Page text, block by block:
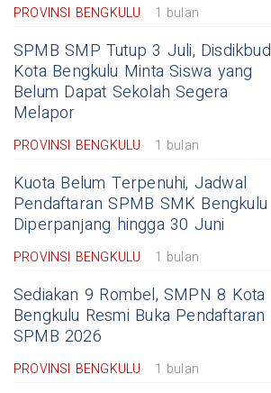
PROVINSI BENGKULU 1 bulan
SPMB SMP Tutup 3 Juli, Disdikbud
Kota Bengkulu Minta Siswa yang
Belum Dapat Sekolah Segera
Melapor
PROVINSI BENGKULU 1 bulan
Kuota Belum Terpenuhi, Jadwal
Pendaftaran SPMB SMK Bengkulu
Diperpanjang hingga 30 Juni
PROVINSI BENGKULU 1 bulan
Sediakan 9 Rombel, SMPN 8 Kota
Bengkulu Resmi Buka Pendaftaran
SPMB 2026
PROVINSI BENGKULU 1 bulan